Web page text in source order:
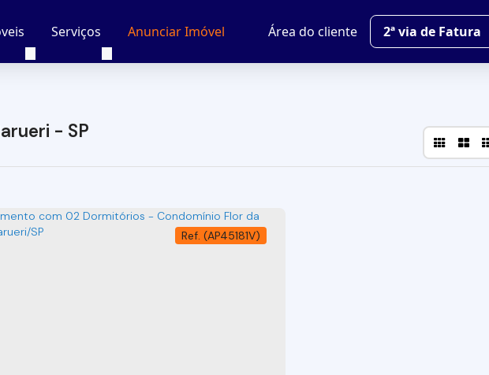
2ª via de Fatura
Área do cliente
Anunciar Imóvel
Serviços
- SP
(AP45181V)